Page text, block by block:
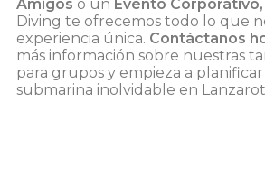
Amigos o un Evento Corporativo,
Diving te ofrecemos todo lo que
experiencia única. Contáctanos
más información sobre nuestras
para grupos y empieza a
submarina inolvidable en